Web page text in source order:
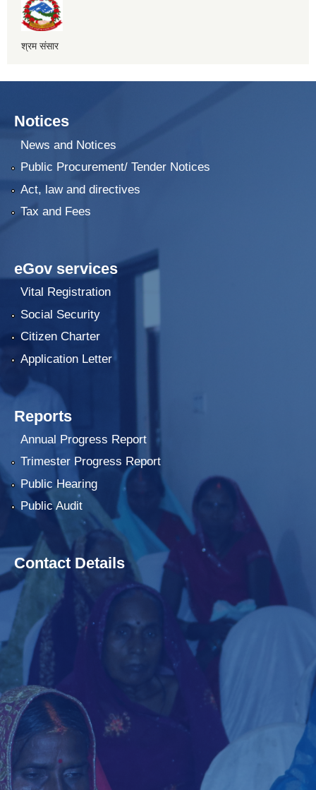
श्रम संसार
Notices
News and Notices
Public Procurement/ Tender Notices
Act, law and directives
Tax and Fees
eGov services
Vital Registration
Social Security
Citizen Charter
Application Letter
Reports
Annual Progress Report
Trimester Progress Report
Public Hearing
Public Audit
Contact Details